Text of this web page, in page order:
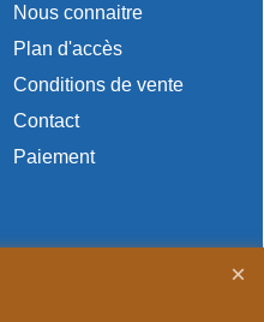
Nous connaitre
Plan d'accès
Conditions de vente
Contact
Paiement